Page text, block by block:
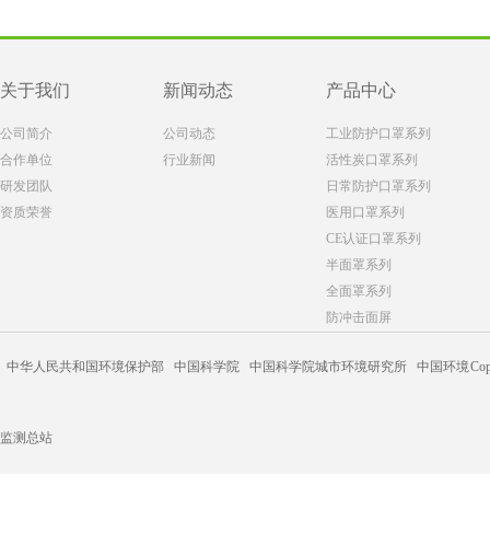
关于我们
公司简介
合作单位
研发团队
资质荣誉
新闻动态
公司动态
行业新闻
产品中心
工业防护口罩系列
活性炭口罩系列
日常防护口罩系列
医用口罩系列
CE认证口罩系列
半面罩系列
全面罩系列
防冲击面屏
中华人民共和国环境保护部 中国科学院 中国科学院城市环境研究所 中国环境
监测总站